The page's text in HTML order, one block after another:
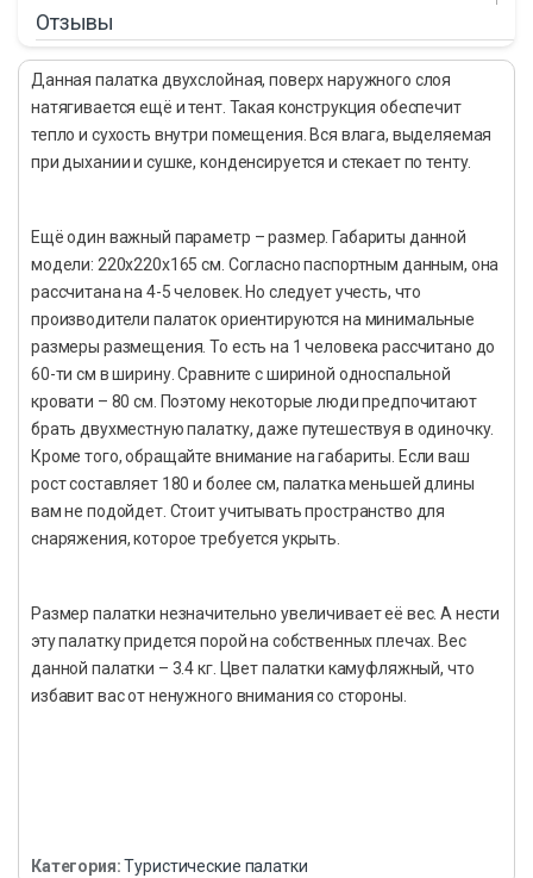
Отзывы
Данная палатка двухслойная, поверх наружного слоя
натягивается ещё и тент. Такая конструкция обеспечит
тепло и сухость внутри помещения. Вся влага, выделяемая
при дыхании и сушке, конденсируется и стекает по тенту.
Ещё один важный параметр – размер. Габариты данной
модели: 220х220х165 см. Согласно паспортным данным, она
рассчитана на 4-5 человек. Но следует учесть, что
производители палаток ориентируются на минимальные
размеры размещения. То есть на 1 человека рассчитано до
60-ти см в ширину. Сравните с шириной односпальной
кровати – 80 см. Поэтому некоторые люди предпочитают
брать двухместную палатку, даже путешествуя в одиночку.
Кроме того, обращайте внимание на габариты. Если ваш
рост составляет 180 и более см, палатка меньшей длины
вам не подойдет. Стоит учитывать пространство для
снаряжения, которое требуется укрыть.
Размер палатки незначительно увеличивает её вес. А нести
эту палатку придется порой на собственных плечах. Вес
данной палатки – 3.4 кг. Цвет палатки камуфляжный, что
избавит вас от ненужного внимания со стороны.
Категория:Туристические палатки